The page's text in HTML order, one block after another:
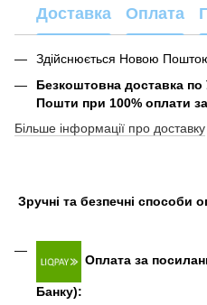
Доставка Оплата
Здійснюється Новою
Безкоштовна доставка по
Пошти при 100% оплати
Більше інформації про доставку
Зручні та безпечні способи
Оплата за
Банку):